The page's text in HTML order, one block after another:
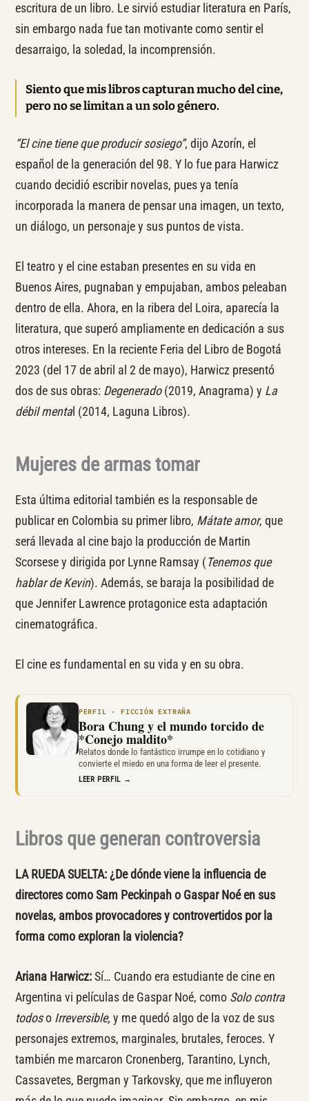
escritura de un libro. Le sirvió estudiar literatura en París,
sin embargo nada fue tan motivante como sentir el
desarraigo, la soledad, la incomprensión.
Siento que mis libros capturan mucho del cine,
pero no se limitan a un solo género.
“El cine tiene que producir sosiego”, dijo Azorín, el
español de la generación del 98. Y lo fue para Harwicz
cuando decidió escribir novelas, pues ya tenía
incorporada la manera de pensar una imagen, un texto,
un diálogo, un personaje y sus puntos de vista.
El teatro y el cine estaban presentes en su vida en
Buenos Aires, pugnaban y empujaban, ambos peleaban
dentro de ella. Ahora, en la ribera del Loira, aparecía la
literatura, que superó ampliamente en dedicación a sus
otros intereses. En la reciente Feria del Libro de Bogotá
2023 (del 17 de abril al 2 de mayo), Harwicz presentó
dos de sus obras: Degenerado(2019, Anagrama) y La
débil mental (2014, Laguna Libros).
Mujeres de armas tomar
Esta última editorial también es la responsable de
publicar en Colombia su primer libro, Mátate amor, que
será llevada al cine bajo la producción de Martin
Scorsese y dirigida por Lynne Ramsay (Tenemos que
hablar de Kevin). Además, se baraja la posibilidad de
que Jennifer Lawrence protagonice esta adaptación
cinematográfica.
El cine es fundamental en su vida y en su obra.
PERFIL · FICCIÓN EXTRAÑA
Bora Chung y el mundo torcido de
*Conejo maldito*
Relatos donde lo fantástico irrumpe en lo cotidiano y
convierte el miedo en una forma de leer el presente.
LEER PERFIL →
Libros que generan controversia
LA RUEDA SUELTA:¿De dónde viene la influencia de
directores como Sam Peckinpah o Gaspar Noé en sus
novelas, ambos provocadores y controvertidos por la
forma como exploran la violencia?
Ariana Harwicz:Sí… Cuando era estudiante de cine en
Argentina vi películas de Gaspar Noé, como Solo contra
todoso Irreversible, y me quedó algo de la voz de sus
personajes extremos, marginales, brutales, feroces. Y
también me marcaron Cronenberg, Tarantino, Lynch,
Cassavetes, Bergman y Tarkovsky, que me influyeron